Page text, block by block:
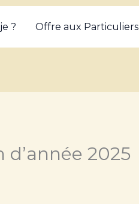
? Offre aux Particuliers
d’année 2025